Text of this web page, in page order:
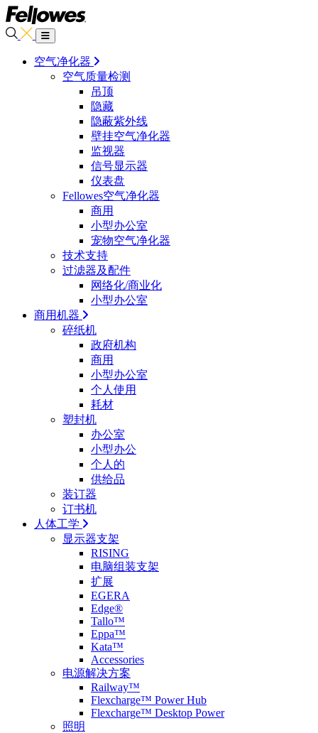
空气净化器
空气质量检测
吊顶
隐藏
隐蔽紫外线
壁挂空气净化器
监视器
信号显示器
仪表盘
Fellowes空气净化器
商用
小型办公室
宠物空气净化器
技术支持
过滤器及配件
网络化/商业化
小型办公室
商用机器
碎纸机
政府机构
商用
小型办公室
个人使用
耗材
塑封机
办公室
小型办公
个人的
供给品
装订器
订书机
人体工学
显示器支架
RISING
电脑组装支架
扩展
EGERA
Edge®
Tallo™
Eppa™
Kata™
Accessories
电源解决方案
Railway™
Flexcharge™ Power Hub
Flexcharge™ Desktop Power
照明